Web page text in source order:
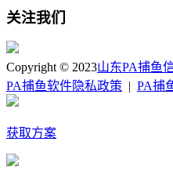
关注我们
Copyright © 2023山东PA捕鱼
PA捕鱼软件隐私政策
PA捕
获取方案